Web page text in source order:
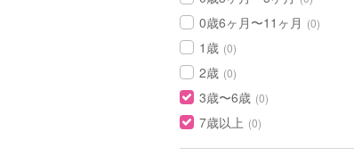
0歳6ヶ月〜11ヶ月 (0)
1歳 (0)
2歳 (0)
3歳〜6歳 (0)
7歳以上 (0)